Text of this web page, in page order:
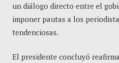
un diálogo directo entre el
imponer pautas a los
tendenciosas.
El presidente concluyó